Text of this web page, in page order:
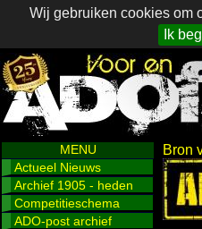
Wij gebruiken cookies om
Ik
MENU
Actueel Nieuws
Archief 1905 - heden
Competitieschema
ADO-post archief
Bron